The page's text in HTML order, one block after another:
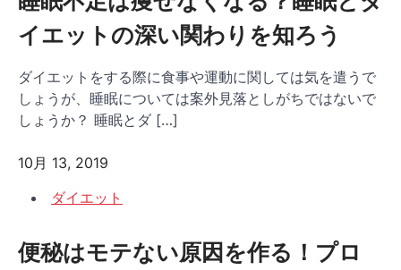
イエットの深い関わりを知ろう
ダイエットをする際に食事や運動に関しては気を遣うで
しょうが、睡眠については案外見落としがちではないで
しょうか？ 睡眠とダ […]
10月 13, 2019
ダイエット
便秘はモテない原因を作る！プロ